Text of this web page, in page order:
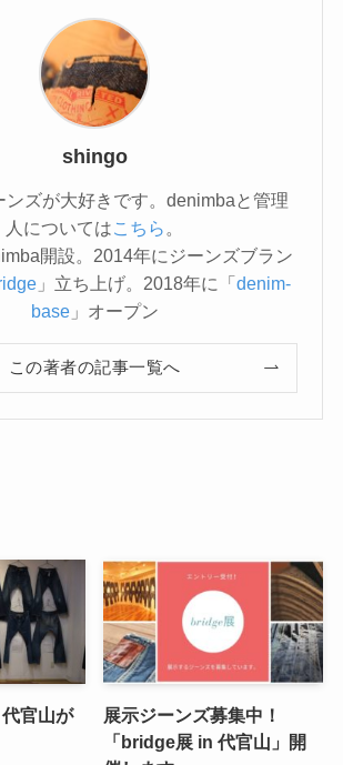
shingo
ンズが大好きです。denimbaと管理
人についてはこちら 。
開設。2014年にジーンズブラン
」立ち上げ。2018年に「denim-
base」オープン
この著者の記事一覧へ
官山が
展示ジーンズ募集中！
「bridge展 in 代官山」開